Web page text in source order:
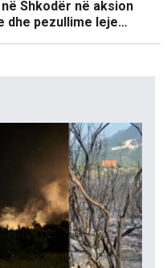
Shkodër në aksion
dhe pezullime leje…